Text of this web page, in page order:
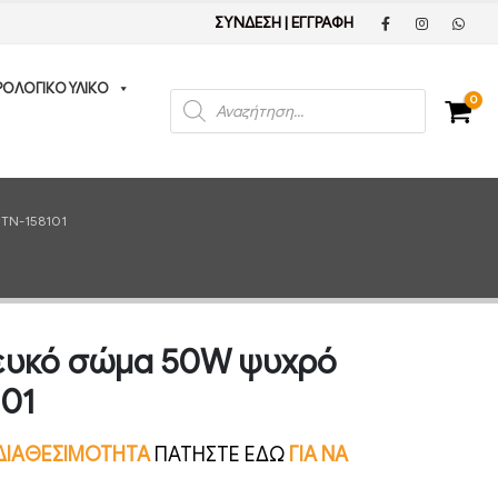
ΣΥΝΔΕΣΗ| ΕΓΓΡΑΦΗ
ΥΛΙΚΟ
Products
search
0
158101
σώμα 50W ψυχρό
ΠΑΤΗΣΤΕ ΕΔΩ ΓΙΑ ΝΑ